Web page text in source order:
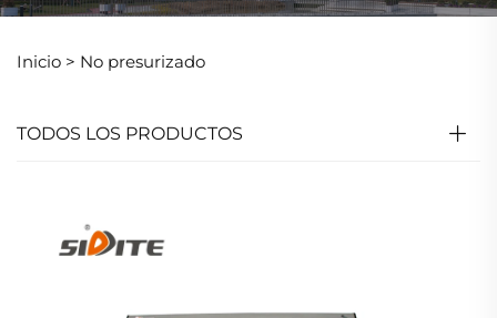
Inicio > No presurizado
TODOS LOS PRODUCTOS